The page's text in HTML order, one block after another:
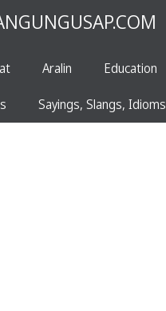
Aralin Education
Sayings, Slangs, Idioms